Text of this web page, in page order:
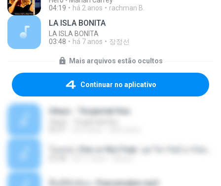
04:19
há 2 anos rachman B.
LA ISLA BONITA
LA ISLA BONITA
03:48
há 7 anos 장정선
Mais arquivos estão ocultos
Continuar no aplicativo
Ukays - Tergamak Kau
พื้นที่ซับซ้อน -Peacemaker.mp3